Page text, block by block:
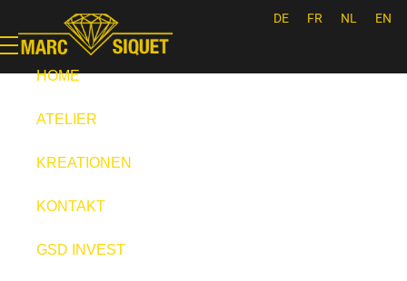
Marc Siquet - Goldschmied
Goldschmied - Juwelier * Orfèvre - Joaillier * Goudsmid
DE FR NL EN
HOME
ATELIER
KREATIONEN
KONTAKT
GSD INVEST